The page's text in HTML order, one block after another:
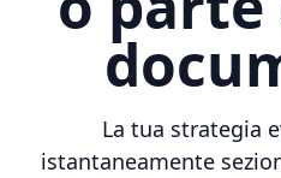
La tua strategia
istantaneamente